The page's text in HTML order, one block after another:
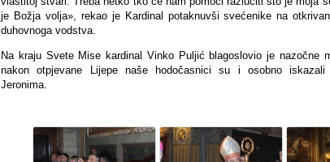
je Božja volja», rekao je Kardinal potaknuvši svećenike na
duhovnoga vodstva.
Na kraju Svete Mise kardinal Vinko Puljić blagoslovio je nazočne
nakon otpjevane Lijepe naše hodočasnici su i osobno
Jeronima.